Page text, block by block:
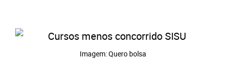
Imagem: Quero bolsa